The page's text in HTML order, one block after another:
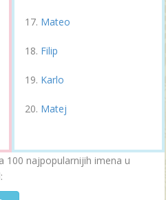
Mateo
Filip
Karlo
Matej
100 najpopularnijih imena u